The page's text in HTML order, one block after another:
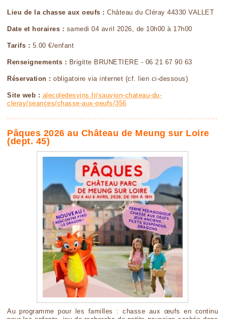
Lieu de la chasse aux oeufs : Château du Cléray 44330 VALLET
Date et horaires : samedi 04 avril 2026, de 10h00 à 17h00
Tarifs : 5.00 €/enfant
Renseignements : Brigitte BRUNETIERE - 06 21 67 90 63
Réservation : obligatoire via internet (cf. lien ci-dessous)
Site web : alecoledesvins.fr/sauvion-chateau-du-
cleray/seances/chasse-aux-oeufs/356
Pâques 2026 au Château de Meung sur Loire
(dept. 45)
Au programme pour les familles : chasse aux œufs en continu